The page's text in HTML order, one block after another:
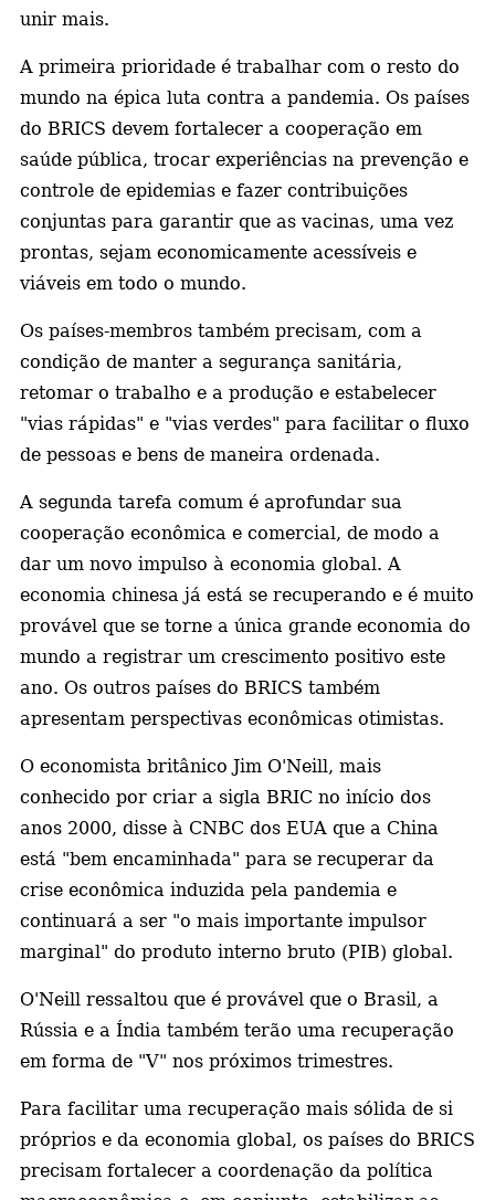
unir mais.
A primeira prioridade é trabalhar com o resto do
mundo na épica luta contra a pandemia. Os países
do BRICS devem fortalecer a cooperação em
saúde pública, trocar experiências na prevenção e
controle de epidemias e fazer contribuições
conjuntas para garantir que as vacinas, uma vez
prontas, sejam economicamente acessíveis e
viáveis em todo o mundo.
Os países-membros também precisam, com a
condição de manter a segurança sanitária,
retomar o trabalho e a produção e estabelecer
"vias rápidas" e "vias verdes" para facilitar o fluxo
de pessoas e bens de maneira ordenada.
A segunda tarefa comum é aprofundar sua
cooperação econômica e comercial, de modo a
dar um novo impulso à economia global. A
economia chinesa já está se recuperando e é muito
provável que se torne a única grande economia do
mundo a registrar um crescimento positivo este
ano. Os outros países do BRICS também
apresentam perspectivas econômicas otimistas.
O economista britânico Jim O'Neill, mais
conhecido por criar a sigla BRIC no início dos
anos 2000, disse à CNBC dos EUA que a China
está "bem encaminhada" para se recuperar da
crise econômica induzida pela pandemia e
continuará a ser "o mais importante impulsor
marginal" do produto interno bruto (PIB) global.
O'Neill ressaltou que é provável que o Brasil, a
Rússia e a Índia também terão uma recuperação
em forma de "V" nos próximos trimestres.
Para facilitar uma recuperação mais sólida de si
próprios e da economia global, os países do BRICS
precisam fortalecer a coordenação da política